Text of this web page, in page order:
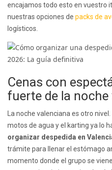
encajamos todo esto en vuestro
nuestras opciones de packs de
logísticos.
Cenas con
fuerte de la
La noche valenciana es otro
motos de agua y el karting ya lo
organizar despedida en
trámite para llenar el estómago
momento donde el grupo se